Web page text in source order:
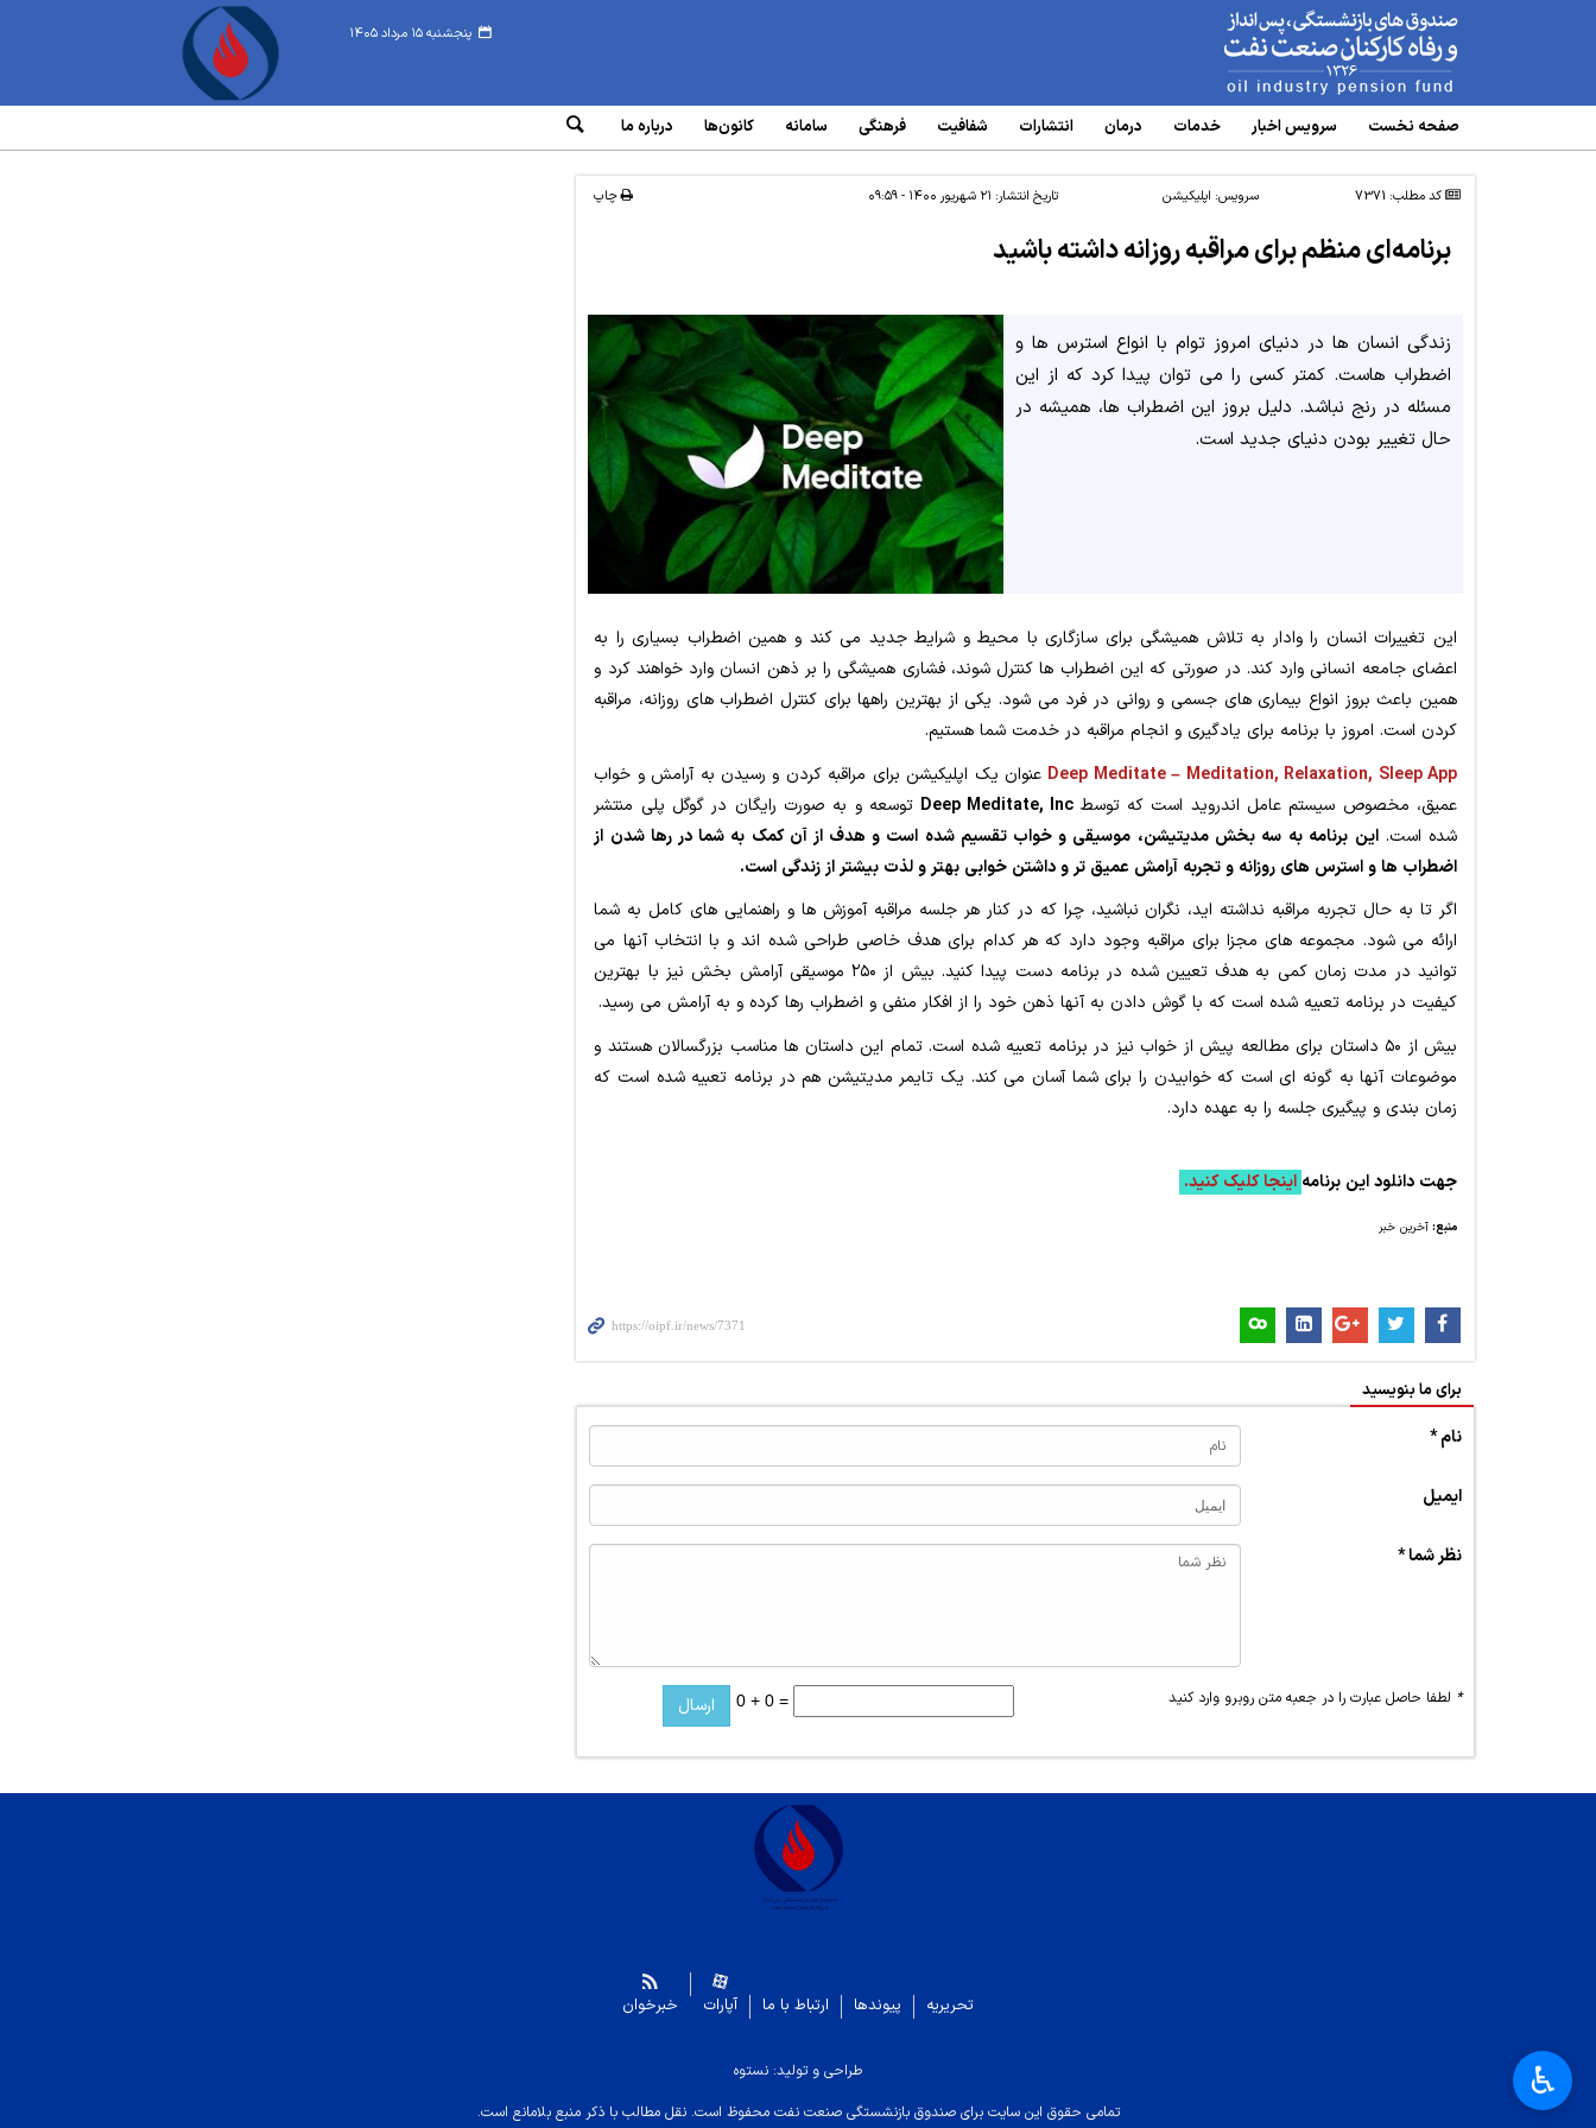
پنجشنبه ۱۵ مرداد ۱۴۰۵ www.oipf.ir
صفحه نخست سرویس‌ اخبار خدمات درمان انتشارات شفافیت فرهنگی سامانه‌ کانون‌ها درباره ما
کد مطلب: 7371 سرویس: اپلیکیشن تاریخ انتشار: ۲۱ شهریور ۱۴۰۰ - ۰۹:۵۹ چاپ
برنامه‌ای منظم برای مراقبه روزانه داشته باشید
زندگی انسان ها در دنیای امروز توام با انواع استرس ها و
اضطراب هاست. کمتر کسی را می توان پیدا کرد که از این
مسئله در رنج نباشد. دلیل بروز این اضطراب ها، همیشه در
حال تغییر بودن دنیای جدید است.
این تغییرات انسان را وادار به تلاش همیشگی برای سازگاری با محیط و شرایط جدید می کند و همین اضطراب بسیاری را به
اعضای جامعه انسانی وارد کند. در صورتی که این اضطراب ها کنترل شوند، فشاری همیشگی را بر ذهن انسان وارد خواهند کرد و
همین باعث بروز انواع بیماری های جسمی و روانی در فرد می شود. یکی از بهترین راهها برای کنترل اضطراب های روزانه، مراقبه
کردن است. امروز با برنامه برای یادگیری و انجام مراقبه در خدمت شما هستیم.
Deep Meditate – Meditation, Relaxation, Sleep App عنوان یک اپلیکیشن برای مراقبه کردن و رسیدن به آرامش و خواب
عمیق، مخصوص سیستم عامل اندروید است که توسط
توسعه و به صورت رایگان در گوگل پلی منتشر
شده است.این برنامه به سه بخش مدیتیشن، موسیقی و خواب تقسیم شده است و هدف از آن کمک به شما در رها شدن از
اضطراب ها و استرس های روزانه و تجربه آرامش عمیق تر و داشتن خوابی بهتر و لذت بیشتر از زندگی است.
اگر تا به حال تجربه مراقبه نداشته اید، نگران نباشید، چرا که در کنار هر جلسه مراقبه آموزش ها و راهنمایی های کامل به شما
ارائه می شود. مجموعه های مجزا برای مراقبه وجود دارد که هر کدام برای هدف خاصی طراحی شده اند و با انتخاب آنها می
توانید در مدت زمان کمی به هدف تعیین شده در برنامه دست پیدا کنید. بیش از ۲۵۰ موسیقی آرامش بخش نیز با بهترین
کیفیت در برنامه تعبیه شده است که با گوش دادن به آنها ذهن خود را از افکار منفی و اضطراب رها کرده و به آرامش می رسید.
بیش از ۵۰ داستان برای مطالعه پیش از خواب نیز در برنامه تعبیه شده است. تمام این داستان ها مناسب بزرگسالان هستند و
موضوعات آنها به گونه ای است که خوابیدن را برای شما آسان می کند. یک تایمر مدیتیشن هم در برنامه تعبیه شده است که
زمان بندی و پیگیری جلسه را به عهده دارد.
جهت دانلود این برنامه اینجا کلیک کنید.
منبع: آخرین خبر
برای ما بنویسید
نام *
ایمیل
نظر شما *
* لطفا حاصل عبارت را در جعبه متن روبرو وارد کنید 0 + 0 =
تحریریه پیوندها ارتباط با ما آپارات خبرخوان
طراحی و تولید: نستوه
تمامی حقوق این سایت برای صندوق بازنشستگی صنعت نفت محفوظ است. نقل مطالب با ذکر منبع بلامانع است.
♿︎